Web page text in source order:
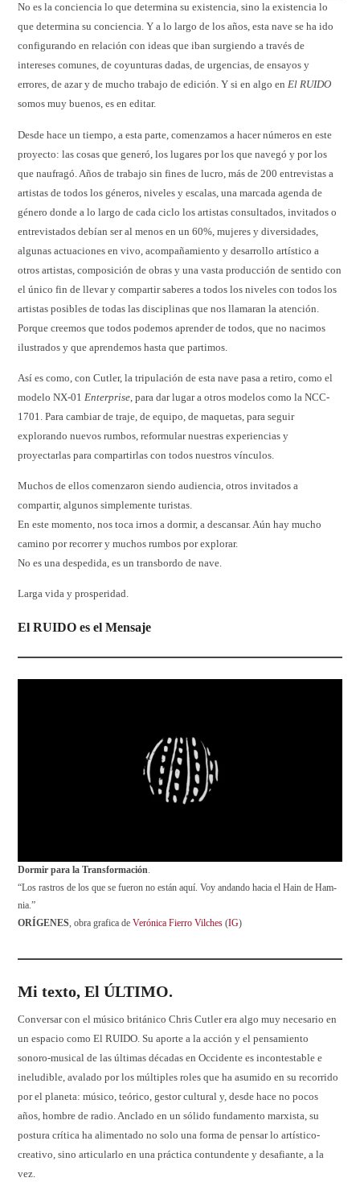
No es la conciencia lo que determina su existencia, sino la existencia lo
que determina su conciencia. Y a lo largo de los años, esta nave se ha ido
configurando en relación con ideas que iban surgiendo a través de
intereses comunes, de coyunturas dadas, de urgencias, de ensayos y
errores, de azar y de mucho trabajo de edición. Y si en algo enEl RUIDO
somos muy buenos, es en editar.
Desde hace un tiempo, a esta parte, comenzamos a hacer números en este
proyecto: las cosas que generó, los lugares por los que navegó y por los
que naufragó. Años de trabajo sin fines de lucro, más de 200 entrevistas a
artistas de todos los géneros, niveles y escalas, una marcada agenda de
género donde a lo largo de cada ciclo los artistas consultados, invitados o
entrevistados debían ser al menos en un 60%, mujeres y diversidades,
algunas actuaciones en vivo, acompañamiento y desarrollo artístico a
otros artistas, composición de obras y una vasta producción de sentido con
el único fin de llevar y compartir saberes a todos los niveles con todos los
artistas posibles de todas las disciplinas que nos llamaran la atención.
Porque creemos que todos podemos aprender de todos, que no nacimos
ilustrados y que aprendemos hasta que partimos.
Así es como, con Cutler, la tripulación de esta nave pasa a retiro, como el
modelo NX-01 Enterprise , para dar lugar a otros modelos como la NCC-
1701. Para cambiar de traje, de equipo, de maquetas, para seguir
explorando nuevos rumbos, reformular nuestras experiencias y
proyectarlas para compartirlas con todos nuestros vínculos.
Muchos de ellos comenzaron siendo audiencia, otros invitados a
compartir, algunos simplemente turistas.
En este momento, nos toca irnos a dormir, a descansar. Aún hay mucho
camino por recorrer y muchos rumbos por explorar.
No es una despedida, es un transbordo de nave.
Larga vida y prosperidad.
El RUIDO es el Mensaje
Dormir para la Transformación.
“Los rastros de los que se fueron no están aquí. Voy andando hacia el Hain de Ham-
nia.”
ORÍGENES, obra grafica deVerónica Fierro Vilches (IG)
Mi texto, El ÚLTIMO.
Conversar con el músico británico Chris Cutler era algo muy necesario en
un espacio como El RUIDO. Su aporte a la acción y el pensamiento
sonoro-musical de las últimas décadas en Occidente es incontestable e
ineludible, avalado por los múltiples roles que ha asumido en su recorrido
por el planeta: músico, teórico, gestor cultural y, desde hace no pocos
años, hombre de radio. Anclado en un sólido fundamento marxista, su
postura crítica ha alimentado no solo una forma de pensar lo artístico-
creativo, sino articularlo en una práctica contundente y desafiante, a la
vez.